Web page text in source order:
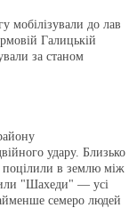
мобілізували до лав
Галицькій
за станом
удару. Близько
поцілили в землю між
"Шахеди" — усі
семеро людей